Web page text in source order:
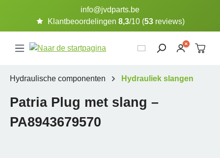
Ga naar de hoofdinhoudinfo@jvdparts.be
Klantbeoordelingen 8,3/10 (53reviews)
Hydraulische componenten Hydrauliek slangen
Patria Plug met slang –
PA8943679570